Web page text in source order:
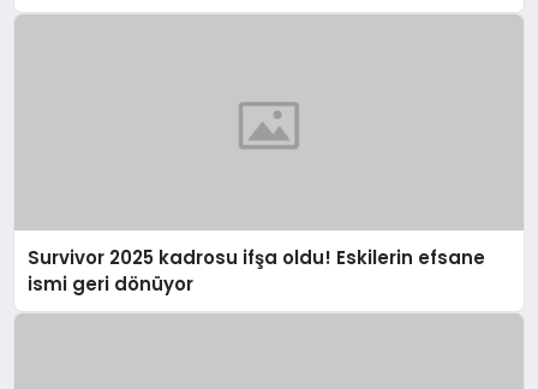
Survivor 2025 kadrosu ifşa oldu! Eskilerin efsane
ismi geri dönüyor